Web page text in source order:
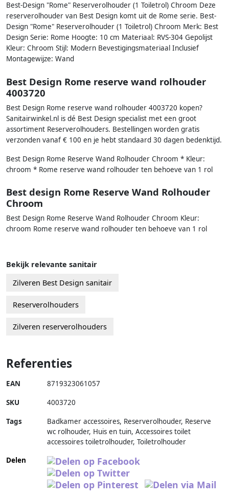
Best-Design "Rome" Reserverolhouder (1 Toiletrol) Chroom Deze
reserverolhouder van Best Design komt uit de Rome serie. Best-
Design "Rome" Reserverolhouder (1 Toiletrol) Chroom Merk: Best
Design Serie: Rome Hoogte: 10 cm Materiaal: RVS-304 Gepolijst
Kleur: Chroom Stijl: Modern Bevestigingsmateriaal Inclusief
Montagewijze: Wand
Best Design Rome reserve wand rolhouder
4003720
Best Design Rome reserve wand rolhouder 4003720 kopen?
Sanitairwinkel.nl is dé Best Design specialist met een groot
assortiment Reserverolhouders. Bestellingen worden gratis
verzonden vanaf € 100 en je hebt standaard 30 dagen bedenktijd.
Best Design Rome Reserve Wand Rolhouder Chroom * Kleur:
chroom * Rome reserve wand rolhouder ten behoeve van 1 rol
Best design Rome Reserve Wand Rolhouder
Chroom
Best Design Rome Reserve Wand Rolhouder Chroom Kleur:
chroom Rome reserve wand rolhouder ten behoeve van 1 rol
Bekijk relevante sanitair
Zilveren Best Design sanitair
Reserverolhouders
Zilveren reserverolhouders
Referenties
EAN 8719323061057
SKU 4003720
Tags
Badkamer accessoires, Reserverolhouder, Reserve
wc rolhouder, Huis en tuin, Accessoires toilet
accessoires toiletrolhouder, Toiletrolhouder
Delen